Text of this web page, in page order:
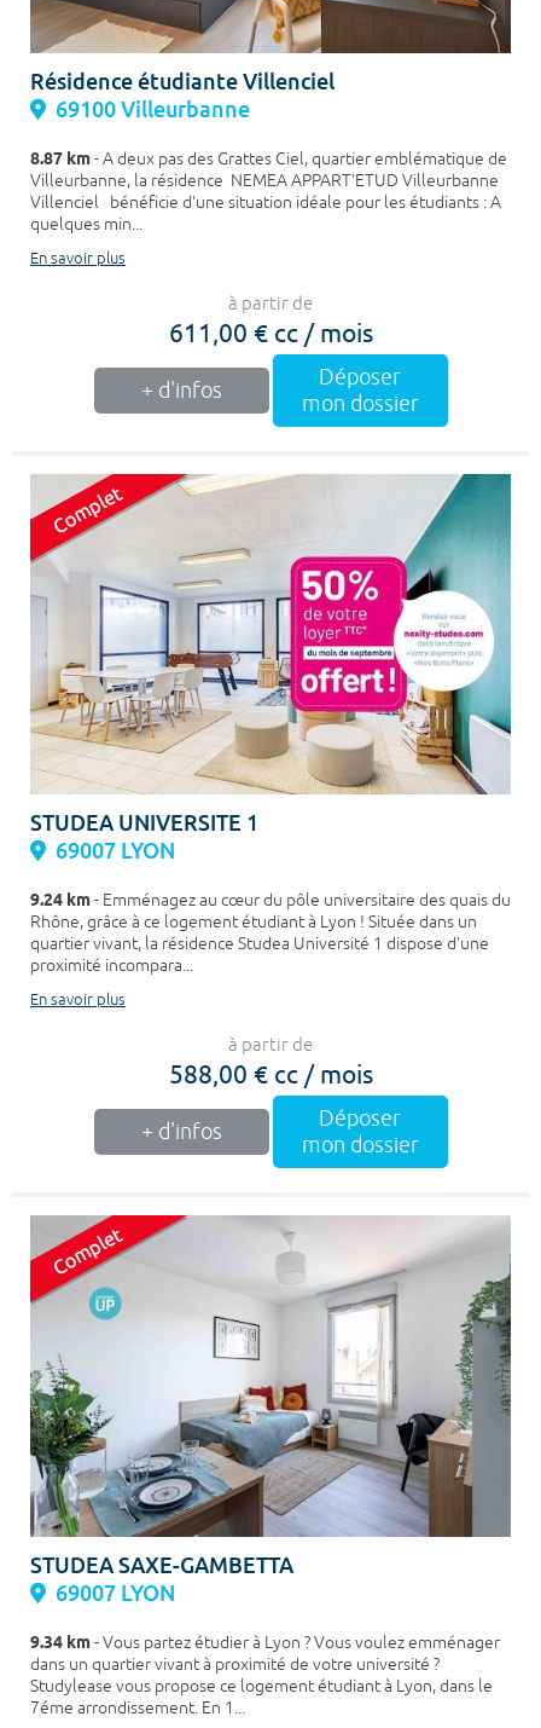
Résidence étudiante Villenciel
69100 Villeurbanne
8.87 km- A deux pas des Grattes Ciel, quartier emblématique de
Villeurbanne, la résidence NEMEA APPART'ETUD Villeurbanne
Villenciel bénéficie d'une situation idéale pour les étudiants : A
quelques min...
En savoir plus
à partir de
611,00 € cc / mois
+ d'infos
Déposer
mon dossier
STUDEA UNIVERSITE 1
69007 LYON
9.24 km- Emménagez au cœur du pôle universitaire des quais du
Rhône, grâce à ce logement étudiant à Lyon ! Située dans un
quartier vivant, la résidence Studea Université 1 dispose d’une
proximité incompara...
En savoir plus
à partir de
588,00 € cc / mois
+ d'infos
Déposer
mon dossier
STUDEA SAXE-GAMBETTA
69007 LYON
9.34 km- Vous partez étudier à Lyon ? Vous voulez emménager
dans un quartier vivant à proximité de votre université ?
Studylease vous propose ce logement étudiant à Lyon, dans le
7éme arrondissement. En 1...